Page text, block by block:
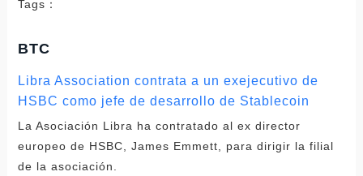
Tags：
BTC
Libra Association contrata a un exejecutivo de
HSBC como jefe de desarrollo de Stablecoin
La Asociación Libra ha contratado al ex director
europeo de HSBC, James Emmett, para dirigir la filial
de la asociación.